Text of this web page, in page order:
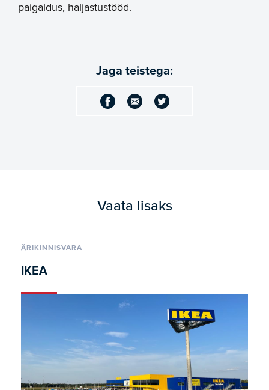
paigaldus, haljastustööd.
Jaga teistega:
Vaata lisaks
ÄRIKINNISVARA
IKEA